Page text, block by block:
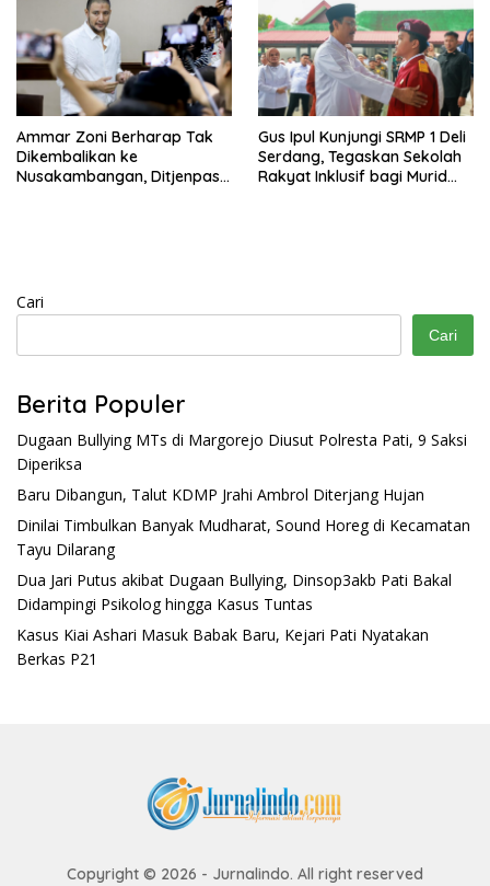
Ammar Zoni Berharap Tak
Dikembalikan ke
Nusakambangan, Ditjenpas
Gus Ipul Kunjungi SRMP 1 Deli
Serdang, Tegaskan Sekolah
Rakyat Inklusif bagi Murid
Cari
Cari
Berita Populer
Dugaan Bullying MTs di Margorejo Diusut Polresta Pati, 9 Saksi
Diperiksa
Baru Dibangun, Talut KDMP Jrahi Ambrol Diterjang Hujan
Dinilai Timbulkan Banyak Mudharat, Sound Horeg di Kecamatan
Tayu Dilarang
Dua Jari Putus akibat Dugaan Bullying, Dinsop3akb Pati Bakal
Didampingi Psikolog hingga Kasus Tuntas
Kasus Kiai Ashari Masuk Babak Baru, Kejari Pati Nyatakan
Berkas P21
Copyright © 2026 - Jurnalindo. All right reserved